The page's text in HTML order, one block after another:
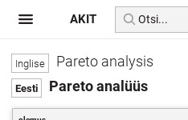
Pareto analysis
Pareto analüüs
AKIT